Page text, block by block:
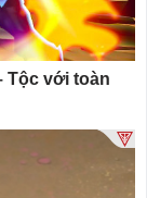
Tộc với toàn